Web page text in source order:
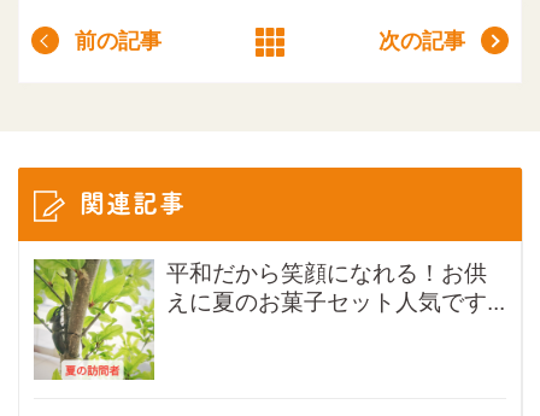
前の記事 次の記事
関連記事
平和だから笑顔になれる！お供
えに夏のお菓子セット人気です...